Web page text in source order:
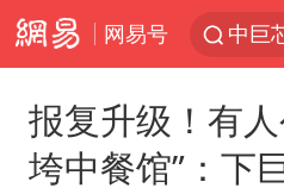
网易号
四川
报复升级！有
垮中餐馆”：下